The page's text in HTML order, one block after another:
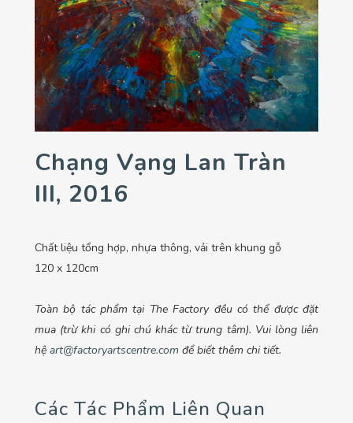
Chạng Vạng Lan Tràn
III, 2016
Chất liệu tổng hợp, nhựa thông, vải trên khung gỗ
120 x 120cm
Toàn bộ tác phẩm tại The Factory đều có thể được đặt
mua (trừ khi có ghi chú khác từ trung tâm). Vui lòng liên
hệ art@factoryartscentre.com để biết thêm chi tiết.
Các Tác Phẩm Liên Quan